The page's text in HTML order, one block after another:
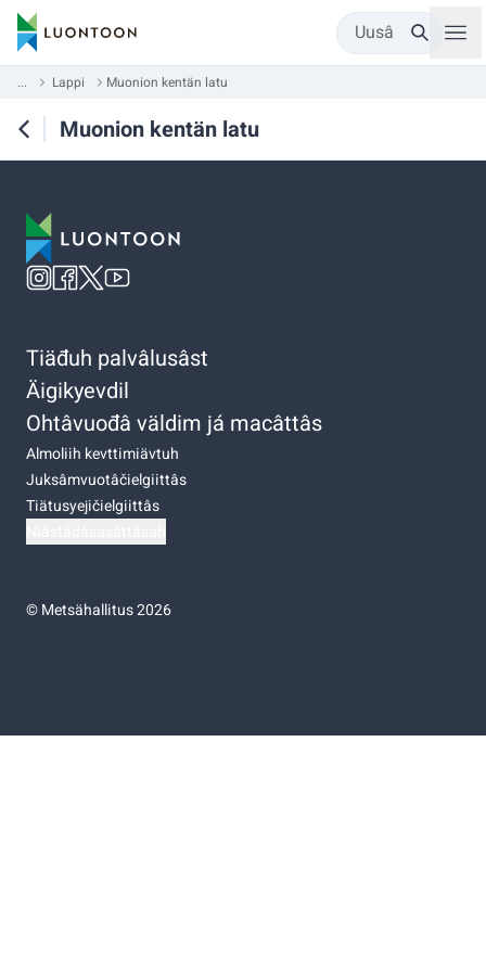
Uusâ
... Lappi Muonion kentän latu
Muonion kentän latu
Tiäđuh palvâlusâst
Äigikyevdil
Ohtâvuođâ väldim já macâttâs
Almoliih kevttimiävtuh
Juksâmvuotâčielgiittâs
Tiätusyejičielgiittâs
©Metsähallitus 2026